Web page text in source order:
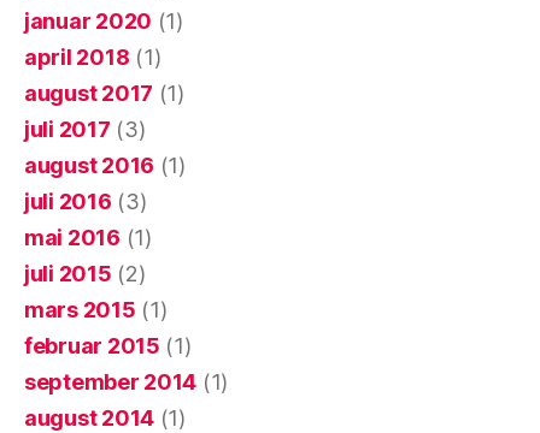
januar 2020 (1)
april 2018 (1)
august 2017 (1)
juli 2017 (3)
august 2016 (1)
juli 2016 (3)
mai 2016 (1)
juli 2015 (2)
mars 2015 (1)
februar 2015 (1)
september 2014 (1)
august 2014 (1)